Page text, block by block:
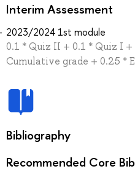
Interim Assessment
2023/2024 1st module
0.1 * Quiz II + 0.1 * Quiz I
Cumulative grade + 0.25 *
Bibliography
Recommended Core